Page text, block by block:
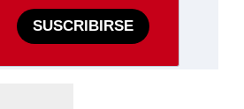
SUSCRIBIRSE